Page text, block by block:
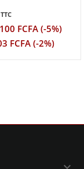
TTC
100 FCFA (-5%)
FCFA (-2%)